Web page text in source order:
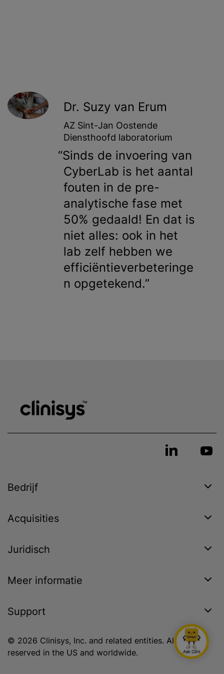
Dr. Suzy van Erum
AZ Sint-Jan Oostende
Diensthoofd laboratorium
Sinds de invoering van
CyberLab is het aantal
fouten in de pre-
analytische fase met
50% gedaald! En dat is
niet alles: ook in het
lab zelf hebben we
efficiëntieverbeteringe
n opgetekend.
Bedrijf
Acquisities
Juridisch
Meer informatie
Support
© 2026 Clinisys, Inc. and related entities. All rights
reserved in the US and worldwide.